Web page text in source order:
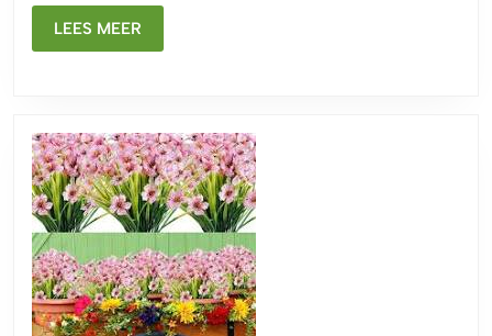
Groene
Paradijs
LEES MEER
MEER